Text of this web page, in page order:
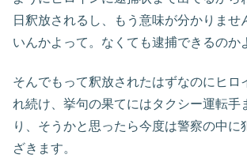
日釈放されるし、もう意味が分かりませ
いんかよって。なくても逮捕できるのか
そんでもって釈放されたはずなのにヒロ
れ続け、挙句の果てにはタクシー運転手
り、そうかと思ったら今度は警察の中に
ざきます。